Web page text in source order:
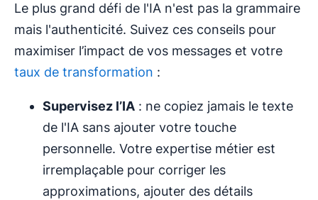
Le plus grand défi de l'IA n'est pas la grammaire
mais l'authenticité. Suivez ces conseils pour
maximiser l’impact de vos messages et votre
taux de transformation :
Supervisez l’IA : ne copiez jamais le texte
de l'IA sans ajouter votre touche
personnelle. Votre expertise métier est
irremplaçable pour corriger les
approximations, ajouter des détails